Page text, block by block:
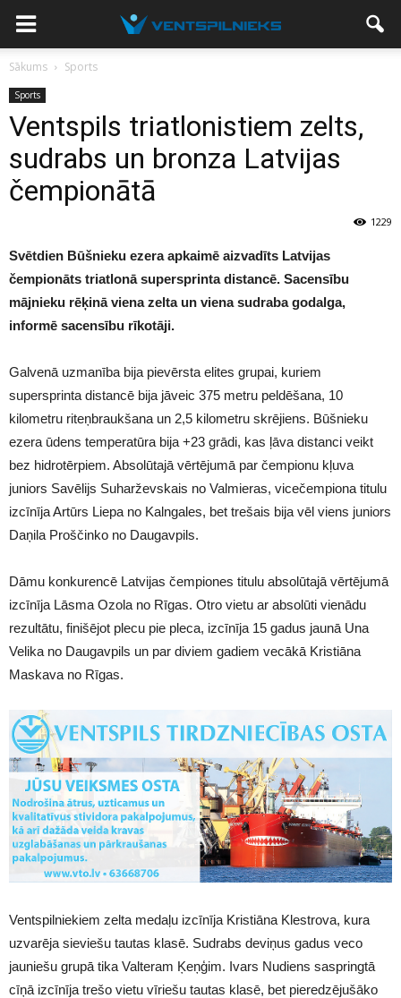
Sākums Sports
Sports
Ventspils triatlonistiem zelts,
sudrabs un bronza Latvijas
čempionātā
1229
Svētdien Būšnieku ezera apkaimē aizvadīts Latvijas
čempionāts triatlonā supersprinta distancē. Sacensību
mājnieku rēķinā viena zelta un viena sudraba godalga,
informē sacensību rīkotāji.
Galvenā uzmanība bija pievērsta elites grupai, kuriem
supersprinta distancē bija jāveic 375 metru peldēšana, 10
kilometru riteņbraukšana un 2,5 kilometru skrējiens. Būšnieku
ezera ūdens temperatūra bija +23 grādi, kas ļāva distanci veikt
bez hidrotērpiem. Absolūtajā vērtējumā par čempionu kļuva
juniors Savēlijs Suharževskais no Valmieras, vicečempiona titulu
izcīnīja Artūrs Liepa no Kalngales, bet trešais bija vēl viens juniors
Daņila Proščinko no Daugavpils.
Dāmu konkurencē Latvijas čempiones titulu absolūtajā vērtējumā
izcīnīja Lāsma Ozola no Rīgas. Otro vietu ar absolūti vienādu
rezultātu, finišējot plecu pie pleca, izcīnīja 15 gadus jaunā Una
Velika no Daugavpils un par diviem gadiem vecākā Kristiāna
Maskava no Rīgas.
Ventspilniekiem zelta medaļu izcīnīja Kristiāna Klestrova, kura
uzvarēja sieviešu tautas klasē. Sudrabs deviņus gadus veco
jauniešu grupā tika Valteram Ķeņģim. Ivars Nudiens saspringtā
cīņā izcīnīja trešo vietu vīriešu tautas klasē, bet pieredzējušāko